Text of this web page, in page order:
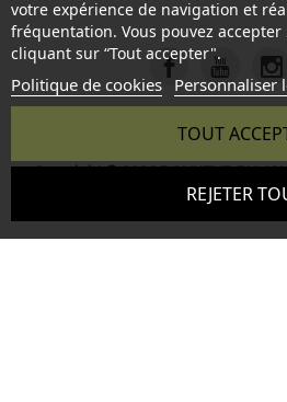
votre expérience de navigation et
fréquentation. Vous pouvez
cliquant sur “Tout accepter".
Politique de cookies Personnaliser
REJETER
TOUT
- Reproduction interdite sans